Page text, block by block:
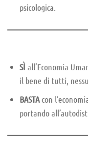
psicologica.
SÌ all’Economia
il bene di tutti,
BASTAcon
portando